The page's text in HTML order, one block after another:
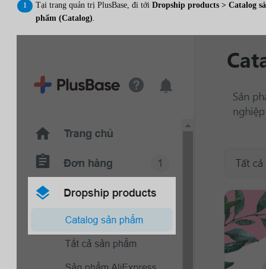
Tại trang quản trị PlusBase, đi tới Dropship products > Catalog
phẩm (Catalog)